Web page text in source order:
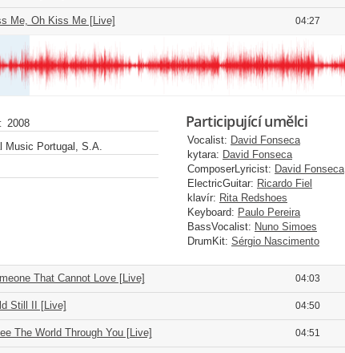
Me, Oh Kiss Me [Live] 04:27
2008
Music Portugal, S.A.
Participující umělci
Vocalist: David Fonseca
kytara: David Fonseca
ComposerLyricist: David Fonseca
ElectricGuitar: Ricardo Fiel
klavír: Rita Redshoes
Keyboard: Paulo Pereira
BassVocalist: Nuno Simoes
DrumKit: Sérgio Nascimento
That Cannot Love [Live] 04:03
Still II [Live] 04:50
The World Through You [Live] 04:51